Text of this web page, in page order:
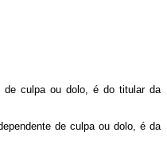
de culpa ou dolo, é do titular da
de culpa ou dolo, é da